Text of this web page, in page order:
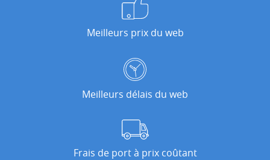
Meilleurs prix du web
Meilleurs délais du web
Frais de port à prix coûtant